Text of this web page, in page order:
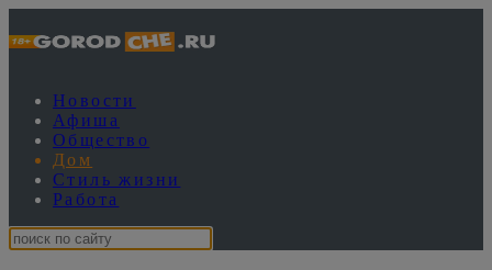
Новости
Афиша
Общество
Дом
Стиль жизни
Работа